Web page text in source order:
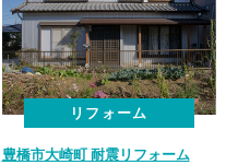
リフォーム
豊橋市大崎町 耐震リフォーム